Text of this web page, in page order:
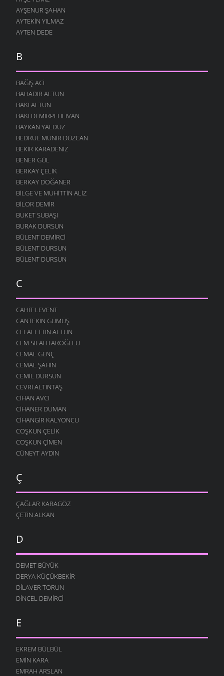
AYŞENUR ŞAHAN
AYTEKIN YILMAZ
AYTEN DEDE
B
BAĞIŞ ACI
BAHADIR ALTUN
BAKI ALTUN
BAKI DEMIRPEHLIVAN
BAYKAN YALDUZ
BEDRUL MÜNIR DÜZCAN
BEKIR KARADENIZ
BENER GÜL
BERKAY ÇELIK
BERKAY DOĞANER
BILGE VE MUHITTIN ALIZ
BILOR DEMIR
BUKET SUBAŞI
BURAK DURSUN
BÜLENT DEMIRCI
BÜLENT DURSUN
BÜLENT DURSUN
C
CAHIT LEVENT
CANTEKIN GÜMÜŞ
CELALETTIN ALTUN
CEM SILAHTAROĞLLU
CEMAL GENÇ
CEMAL ŞAHIN
CEMIL DURSUN
CEVRI ALTINTAŞ
CIHAN AVCI
CIHANER DUMAN
CIHANGIR KALYONCU
COŞKUN ÇELIK
COŞKUN ÇIMEN
CÜNEYT AYDIN
Ç
ÇAĞLAR KARAGÖZ
ÇETIN ALKAN
D
DEMET BÜYÜK
DERYA KÜÇÜKBEKIR
DILAVER TORUN
DINCEL DEMIRCI
E
EKREM BÜLBÜL
EMIN KARA
EMRAH ARSLAN